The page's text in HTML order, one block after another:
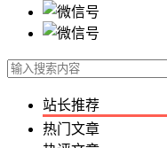
站长推荐
热门文章